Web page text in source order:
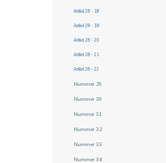
Artikel 28 - 18
Artikel 28 - 19
Artikel 28 - 20
Artikel 28 - 21
Artikel 28 - 22
Nummer 29
Nummer 30
Nummer 31
Nummer 32
Nummer 33
Nummer 34